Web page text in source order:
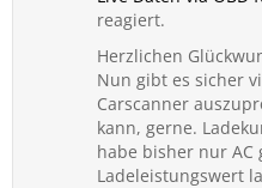
reagiert.
Herzlichen
Nun gibt es sicher
Carscanner
kann, gerne.
habe bisher nur AC
Ladeleistungswert